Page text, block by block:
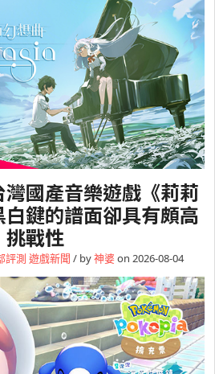
灣國產音樂遊戲《莉莉
鍵的譜面卻具有頗高
挑戰性
評測 遊戲新聞 / by神婆on 2026-08-04